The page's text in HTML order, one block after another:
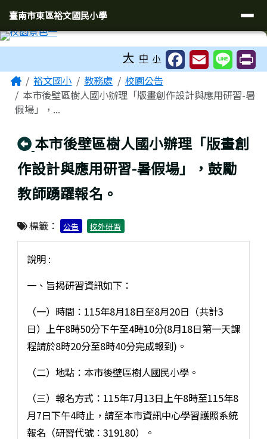
臺南市東區裕文國民小學
導覽列
臺南市東區裕文國民小學
大 中 小
主內容區域
Home裕文國小 教務處
校園公告
本市後壁區樹人國小辦理「版畫創作設計與應用研習-暑
假場」，...
回上頁
本市後壁區樹人國小辦理「版畫創
作設計與應用研習-暑假場」，鼓勵
教師踴躍報名。
標籤： 公告 校外研習
說明 :
一、旨揭研習資訊如下：
（一）時間：115年8月18日至8月20日（共計3
日）上午8時50分下午至4時10分(8月18日第一天課
程請於8時20分至8時40分完成報到)。
（二）地點：本市後壁區樹人國民小學。
（三）報名方式：115年7月13日上午8時至115年8
月7日下午4時止，請至本市資訊中心學習護照系統
報名（研習代號：319180）。
頁尾區域